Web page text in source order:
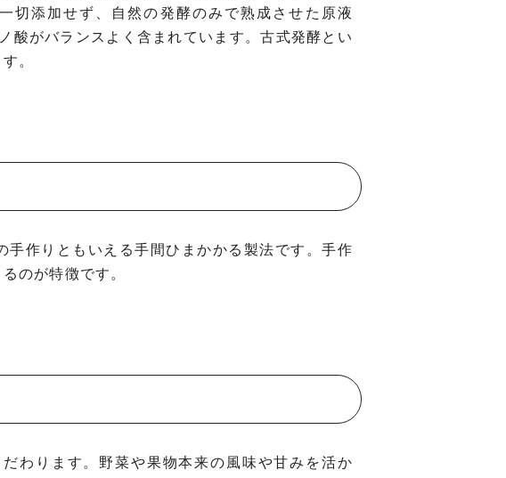
切添加せず、自然の発酵のみで熟成させた原液
酸がバランスよく含まれています。古式発酵とい
。
作りともいえる手間ひまかかる製法です。手作
のが特徴です。
わります。野菜や果物本来の風味や甘みを活か